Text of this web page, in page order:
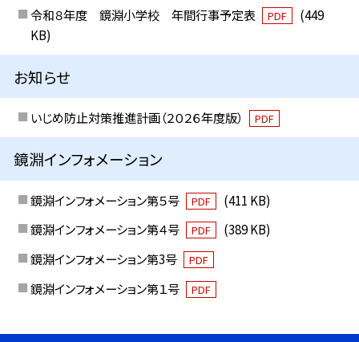
令和８年度 鏡淵小学校 年間行事予定表 PDF
(449
KB)
お知らせ
いじめ防止対策推進計画（２０２６年度版） PDF
鏡淵インフォメーション
鏡淵インフォメーション第５号 PDF
(411 KB)
鏡淵インフォメーション第４号
PDF
(389 KB)
鏡淵インフォメーション第3号
PDF
鏡淵インフォメーション第１号 PDF